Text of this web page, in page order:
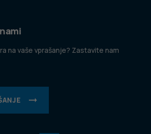
na vaše vprašanje? Zastavite nam